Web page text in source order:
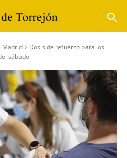
Madrid
Dosis de refuerzo para los
sábado